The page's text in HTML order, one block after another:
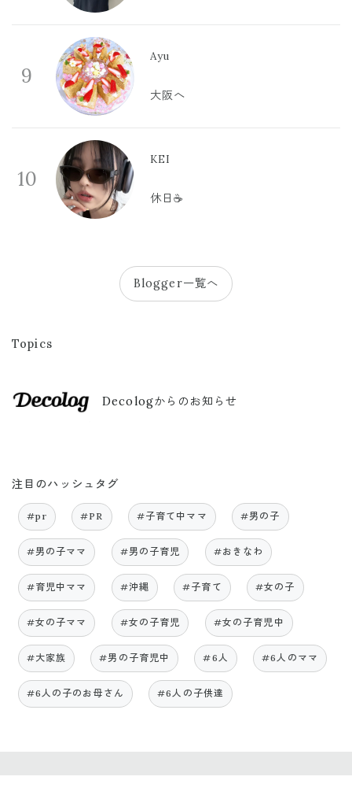
9
Ayu
大阪へ
10
KEI
休日☕️
Blogger一覧へ
Topics
Decologからのお知らせ
注目のハッシュタグ
#pr #PR #子育て中ママ #男の子
#男の子ママ #男の子育児 #おきなわ
#育児中ママ #沖縄 #子育て #女の子
#女の子ママ #女の子育児 #女の子育児中
#大家族 #男の子育児中 #6人 #6人のママ
#6人の子のお母さん #6人の子供達